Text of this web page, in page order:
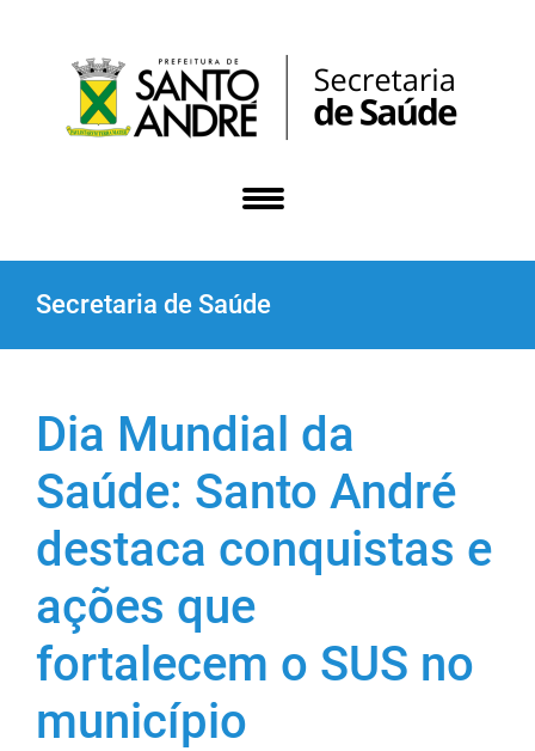
Secretaria de Saúde
Dia Mundial da
Saúde: Santo André
destaca conquistas e
ações que
fortalecem o SUS no
município